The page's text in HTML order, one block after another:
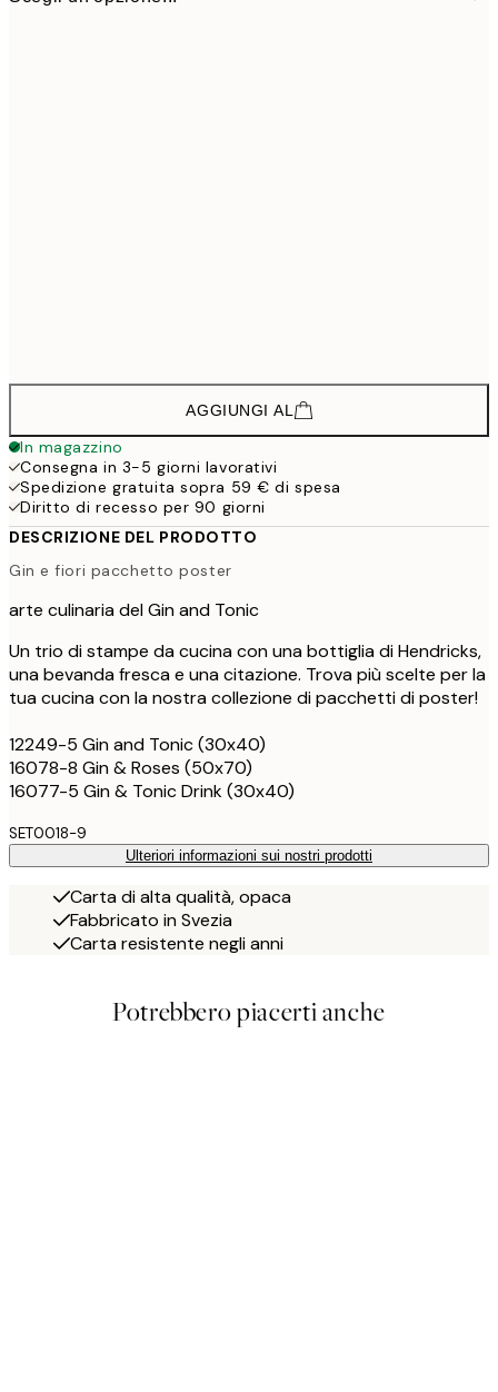
AGGIUNGI AL
In magazzino
Consegna in 3-5 giorni lavorativi
Spedizione gratuita sopra 59 € di spesa
Diritto di recesso per 90 giorni
DESCRIZIONE DEL PRODOTTO
Gin e fiori pacchetto poster
arte culinaria del Gin and Tonic
Un trio di stampe da cucina con una bottiglia di Hendricks,
una bevanda fresca e una citazione. Trova più scelte per la
tua cucina con la nostra collezione di pacchetti di poster!
12249-5 Gin and Tonic (30x40)
16078-8 Gin & Roses (50x70)
16077-5 Gin & Tonic Drink (30x40)
SET0018-9
Ulteriori informazioni sui nostri prodotti
Carta di alta qualità, opaca
Fabbricato in Svezia
Carta resistente negli anni
Potrebbero piacerti anche